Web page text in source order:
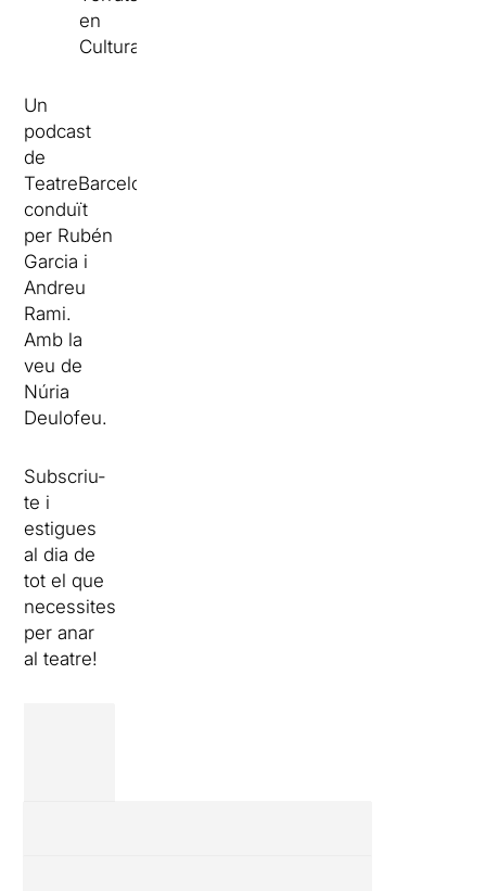
en
Cultura
Un
podcast
de
TeatreBarcelona.com,
conduït
per Rubén
Garcia i
Andreu
Rami.
Amb la
veu de
Núria
Deulofeu.
Subscriu-
te i
estigues
al dia de
tot el que
necessites
per anar
al teatre!